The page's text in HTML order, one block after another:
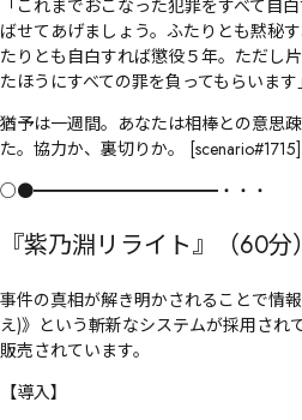
「これまでおこなった犯罪をすべて自
ばせてあげましょう。ふたりとも黙秘
たりとも自白すれば懲役５年。ただし
たほうにすべての罪を負ってもらいます」
猶予は一週間。あなたは相棒との意思
た。協力か、裏切りか――。 [scenario#1715]
○●━━━━━━━━━━━・・・
『紫乃淵リライト』（60分）
事件の真相が解き明かされることで情
え)》という斬新なシステムが採用され
販売されています。
【導入】